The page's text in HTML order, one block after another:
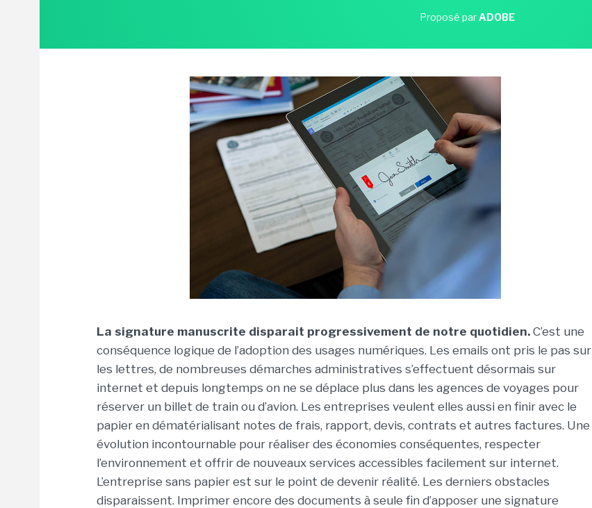
Proposé parADOBE
La signature manuscrite disparait progressivement de notre quotidien. C’est une
conséquence logique de l’adoption des usages numériques. Les emails ont pris le pas sur
les lettres, de nombreuses démarches administratives s’effectuent désormais sur
internet et depuis longtemps on ne se déplace plus dans les agences de voyages pour
réserver un billet de train ou d’avion. Les entreprises veulent elles aussi en finir avec le
papier en dématérialisant notes de frais, rapport, devis, contrats et autres factures. Une
évolution incontournable pour réaliser des économies conséquentes, respecter
l’environnement et offrir de nouveaux services accessibles facilement sur internet.
L’entreprise sans papier est sur le point de devenir réalité. Les derniers obstacles
disparaissent. Imprimer encore des documents à seule fin d’apposer une signature